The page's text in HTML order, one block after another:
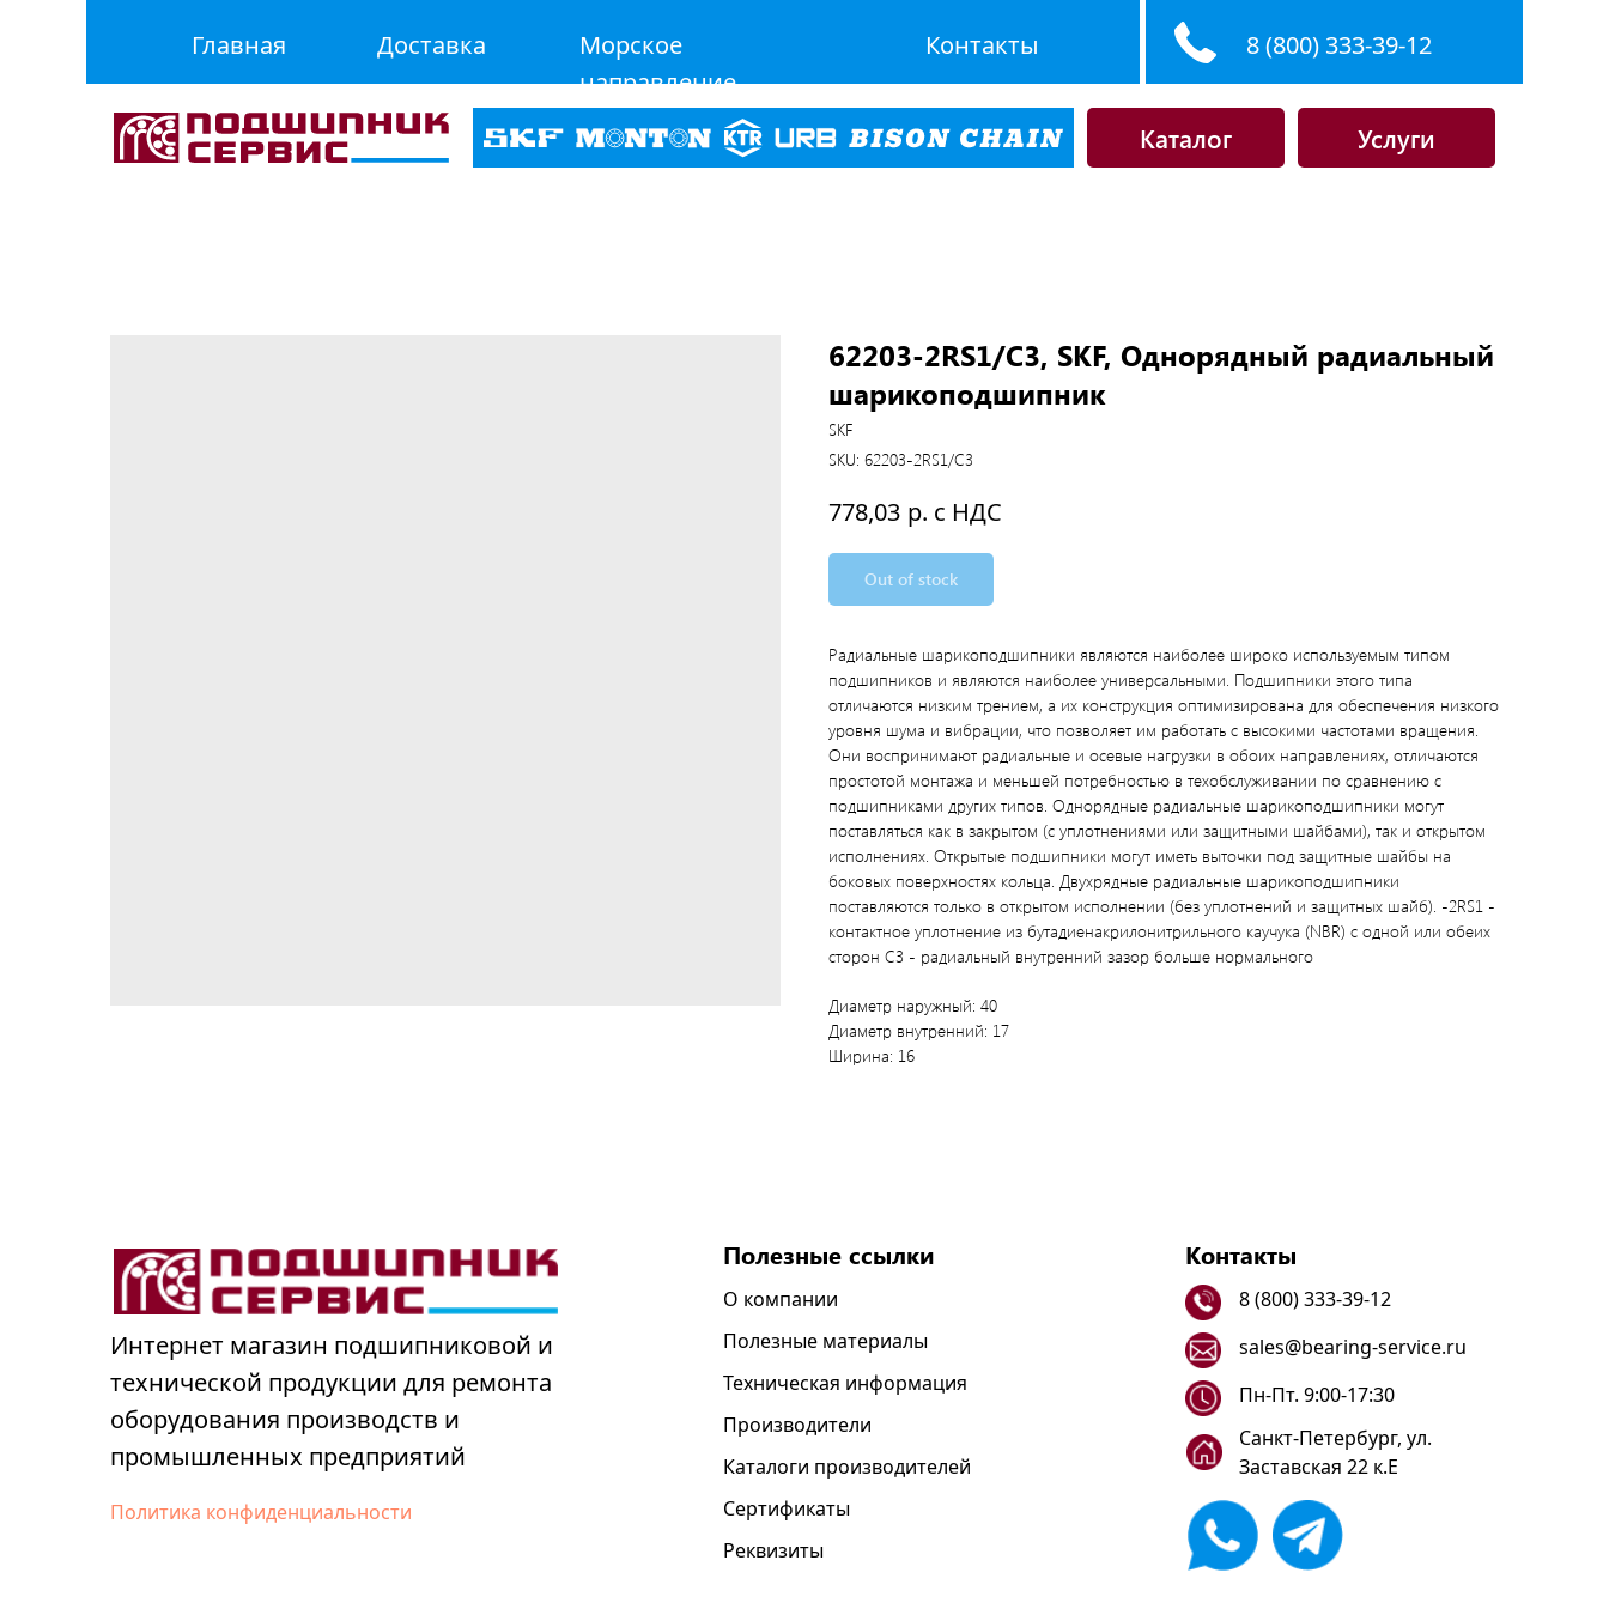
Главная Доставка
Морское
направление
Контакты 8 (800) 333-39-12
Каталог Услуги
62203-2RS1/C3, SKF, Однорядный радиальный
шарикоподшипник
SKF
SKU: 62203-2RS1/C3
778,03 р. с НДС
Out of stock
Радиальные шарикоподшипники являются наиболее широко используемым типом
подшипников и являются наиболее универсальными. Подшипники этого типа
отличаются низким трением, а их конструкция оптимизирована для обеспечения низкого
уровня шума и вибрации, что позволяет им работать с высокими частотами вращения.
Они воспринимают радиальные и осевые нагрузки в обоих направлениях, отличаются
простотой монтажа и меньшей потребностью в техобслуживании по сравнению с
подшипниками других типов. Однорядные радиальные шарикоподшипники могут
поставляться как в закрытом (с уплотнениями или защитными шайбами), так и открытом
исполнениях. Открытые подшипники могут иметь выточки под защитные шайбы на
боковых поверхностях кольца. Двухрядные радиальные шарикоподшипники
поставляются только в открытом исполнении (без уплотнений и защитных шайб). -2RS1 -
контактное уплотнение из бутадиенакрилонитрильного каучука (NBR) с одной или обеих
сторон C3 - радиальный внутренний зазор больше нормального
Диаметр наружный: 40
Диаметр внутренний: 17
Ширина: 16
Интернет магазин подшипниковой и
технической продукции для ремонта
оборудования производств и
промышленных предприятий
Полезные ссылки
О компании
Полезные материалы
Техническая информация
Производители
Каталоги производителей
Сертификаты
Реквизиты
Контакты
8 (800) 333-39-12
sales@bearing-service.ru
Санкт-Петербург, ул.
Заставская 22 к.Е
Пн-Пт. 9:00-17:30
Политика конфиденциальности